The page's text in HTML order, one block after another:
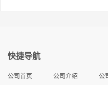
快捷导航
公司首页 公司介绍 公